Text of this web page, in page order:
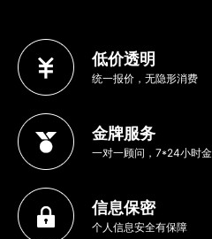
低价透明
统一报价，无隐形消费
金牌服务
一对一顾问，7*24小时
信息保密
个人信息安全有保障